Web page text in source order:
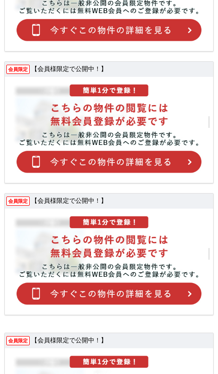
会員限定 【会員様限定で公開中！】
会員限定 【会員様限定で公開中！】
会員限定 【会員様限定で公開中！】